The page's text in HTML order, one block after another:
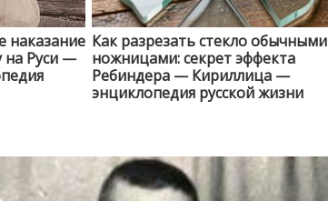
наказание
на Руси —
Как разрезать стекло обычными
ножницами: секрет эффекта
Ребиндера — Кириллица —
энциклопедия русской жизни